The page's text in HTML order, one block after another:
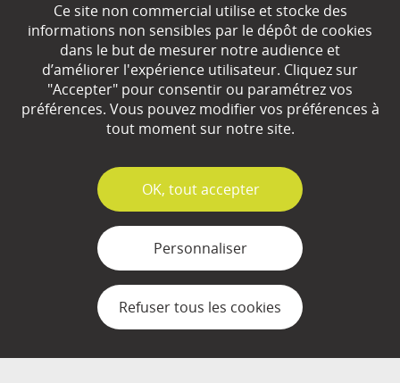
EN SAVOIR
Qui sommes-nous ?
Partenaires
Plan du site
Mentions légales
Gestion des cookies
Ce site non commercial utilise et stocke des
informations non sensibles par le dépôt de cookies
dans le but de mesurer notre audience et
d’améliorer l'expérience utilisateur. Cliquez sur
"Accepter" pour consentir ou paramétrez vos
préférences. Vous pouvez modifier vos préférences à
tout moment sur notre site.
✓
OK, tout accepter
Personnaliser
Refuser tous les cookies